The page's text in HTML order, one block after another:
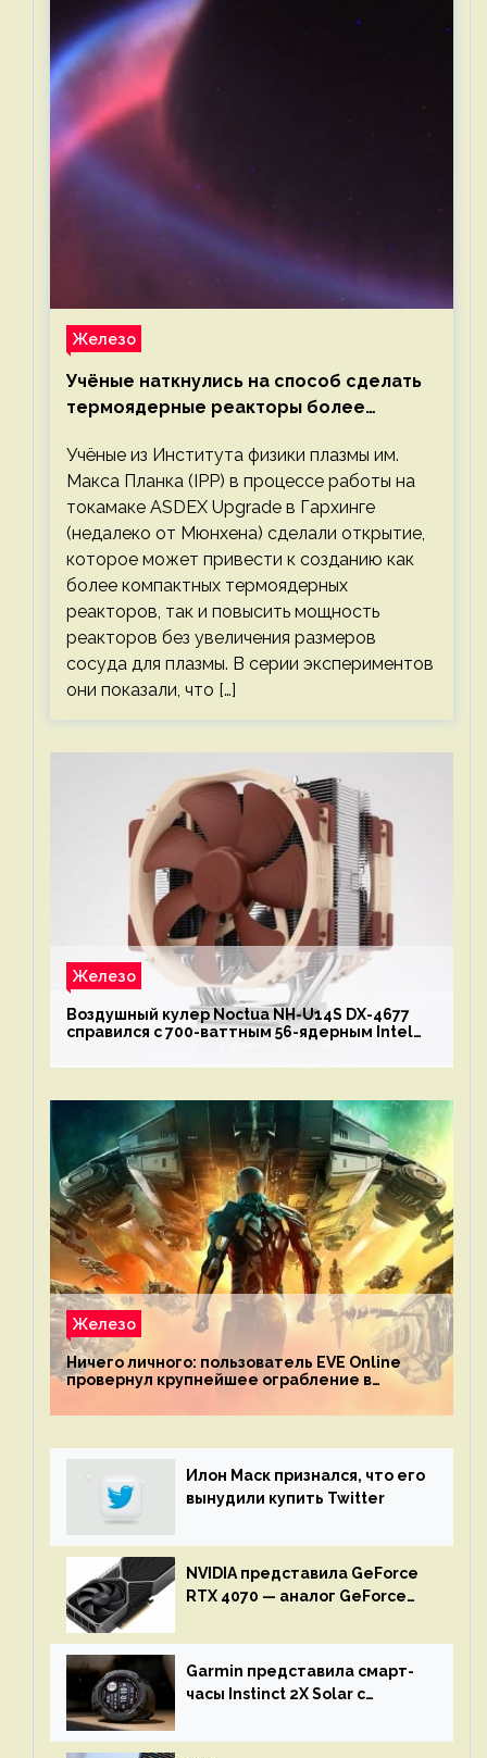
Железо
Учёные наткнулись на способ сделать
термоядерные реакторы более
Учёные из Института физики плазмы им.
Макса Планка (IPP) в процессе работы на
токамаке ASDEX Upgrade в Гархинге
(недалеко от Мюнхена) сделали открытие,
которое может привести к созданию как
более компактных термоядерных
реакторов, так и повысить мощность
реакторов без увеличения размеров
сосуда для плазмы. В серии экспериментов
они показали, что […]
Железо
Воздушный кулер Noctua NH-U14S DX-4677
справился с 700-ваттным 56-ядерным Intel
Железо
Ничего личного: пользователь EVE Online
провернул крупнейшее ограбление в
механике
Илон Маск признался, что его
вынудили купить Twitter
NVIDIA представила GeForce
RTX 4070 — аналог GeForce
Garmin представила смарт-
часы Instinct 2X Solar с